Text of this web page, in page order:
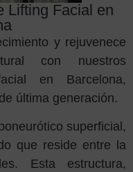
Lifting Facial en
y rejuvenece
con nuestros
en Barcelona,
última generación.
superficial,
que reside entre la
Esta estructura,